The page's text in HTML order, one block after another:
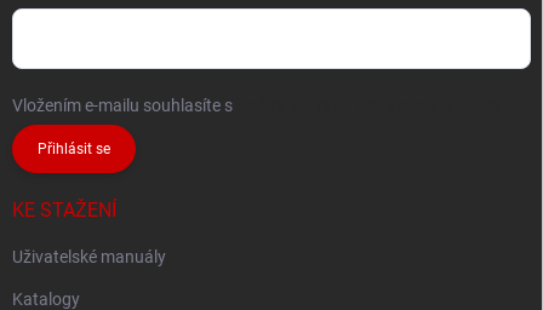
Vložením e-mailu souhlasíte s
Přihlásit se
KE STAŽENÍ
Uživatelské manuály
Katalogy